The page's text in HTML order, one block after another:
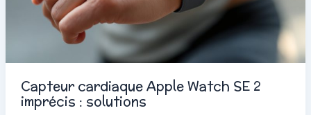
Capteur cardiaque Apple Watch SE 2
imprécis : solutions